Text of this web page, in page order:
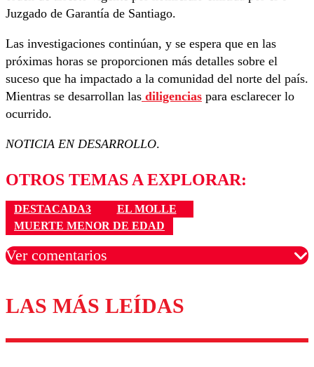
Juzgado de Garantía de Santiago.
Las investigaciones continúan, y se espera que en las
próximas horas se proporcionen más detalles sobre el
suceso que ha impactado a la comunidad del norte del país.
Mientras se desarrollan las diligencias para esclarecer lo
ocurrido.
NOTICIA EN DESARROLLO.
OTROS TEMAS A EXPLORAR:
DESTACADA3
EL MOLLE
MUERTE MENOR DE EDAD
Ver comentarios
Los comentarios son moderados para garantizar un
diálogo respetuoso.
Nombre
LAS MÁS LEÍDAS